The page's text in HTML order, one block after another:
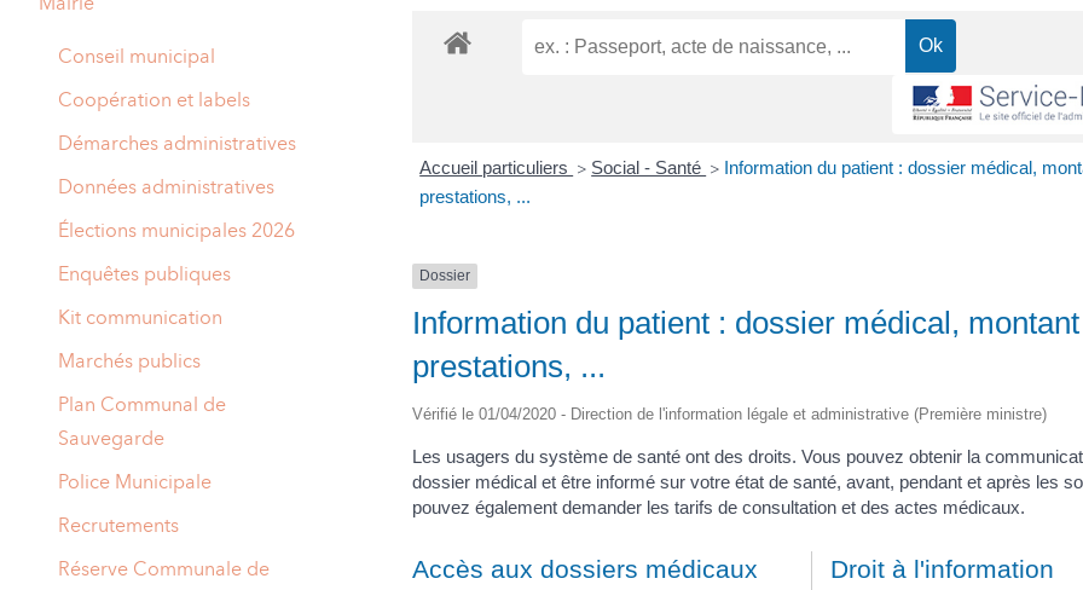
Accueil particuliers > Social - Santé > Information du patient : dossier médical,
prestations, ...
Dossier
Information du patient : dossier médical,
prestations, ...
Vérifié le 01/04/2020 - Direction de l'information légale et administrative (Première ministre)
Les usagers du système de santé ont des droits. Vous pouvez obtenir la
dossier médical et être informé sur votre état de santé, avant, pendant et après les
pouvez également demander les tarifs de consultation et des actes médicaux.
Accès aux dossiers médicaux Droit à l'information
Conseil municipal
Coopération et labels
Démarches administratives
Données administratives
Élections municipales 2026
Enquêtes publiques
Kit communication
Marchés publics
Plan Communal de
Sauvegarde
Police Municipale
Recrutements
Réserve Communale de